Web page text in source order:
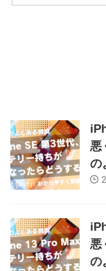
悪
の
悪
の